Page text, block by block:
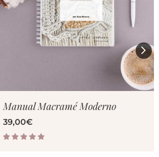
Manual Macramé Moderno
39,00€